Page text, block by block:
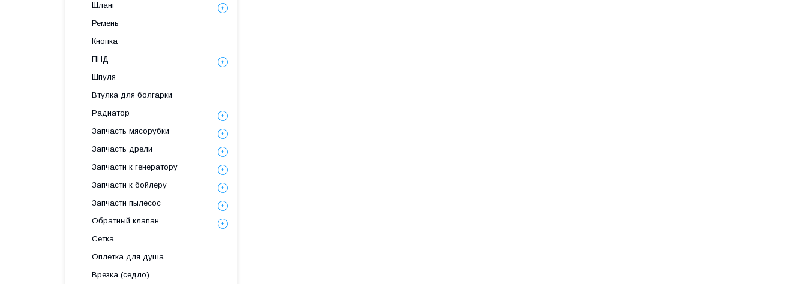
Шланг
Ремень
Кнопка
ПНД
Шпуля
Втулка для болгарки
Радиатор
Запчасть мясорубки
Запчасть дрели
Запчасти к генератору
Запчасти к бойлеру
Запчасти пылесос
Обратный клапан
Сетка
Оплетка для душа
Врезка (седло)